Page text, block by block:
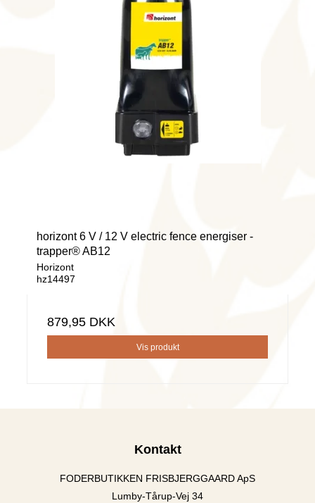
horizont 6 V / 12 V electric fence energiser -
trapper® AB12
Horizont
hz14497
879,95 DKK
Vis produkt
Kontakt
FODERBUTIKKEN FRISBJERGGAARD ApS
Lumby-Tårup-Vej 34